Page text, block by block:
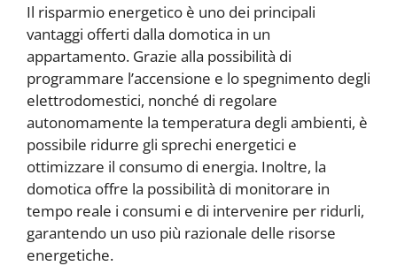
Il risparmio energetico è uno dei principali
vantaggi offerti dalla domotica in un
appartamento. Grazie alla possibilità di
programmare l’accensione e lo spegnimento degli
elettrodomestici, nonché di regolare
autonomamente la temperatura degli ambienti, è
possibile ridurre gli sprechi energetici e
ottimizzare il consumo di energia. Inoltre, la
domotica offre la possibilità di monitorare in
tempo reale i consumi e di intervenire per ridurli,
garantendo un uso più razionale delle risorse
energetiche.